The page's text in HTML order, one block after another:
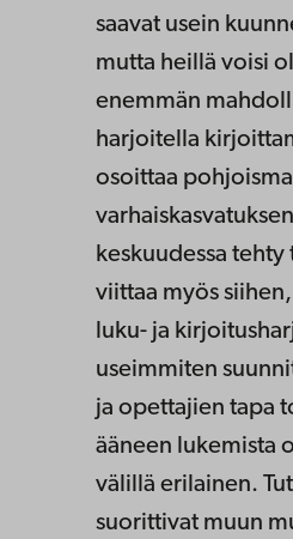
saavat usein
mutta heillä voisi
enemmän
harjoitella
osoittaa
keskuudessa
viittaa myös
luku- ja
useimmiten
ja opettajien tapa
ääneen lukemista
välillä erilainen.
suorittivat muun